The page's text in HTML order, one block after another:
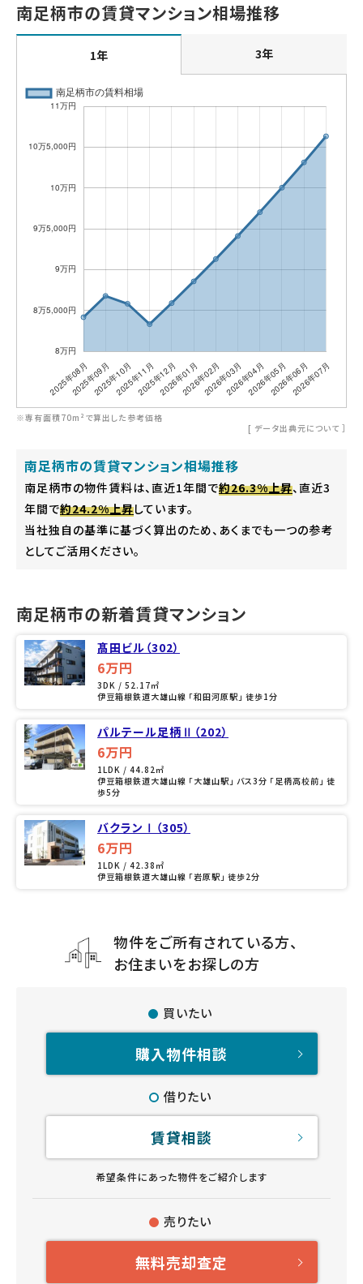
南足柄市の賃貸マンション相場推移
1年 3年
※専有面積70m²で算出した参考価格
[ データ出典元について ］
南足柄市の賃貸マンション相場推移
南足柄市の物件賃料は、直近1年間で約26.3%上昇、直近3
年間で約24.2%上昇しています。
当社独自の基準に基づく算出のため、あくまでも一つの参考
としてご活用ください。
南足柄市の新着賃貸マンション
髙田ビル（302）
6万円
3DK / 52.17㎡
伊豆箱根鉄道大雄山線 「和田河原駅」 徒歩1分
パルテール足柄Ⅱ（202）
6万円
1LDK / 44.82㎡
伊豆箱根鉄道大雄山線 「大雄山駅」 バス3分 「足柄高校前」 徒
歩5分
バクランⅠ（305）
6万円
1LDK / 42.38㎡
伊豆箱根鉄道大雄山線 「岩原駅」 徒歩2分
物件をご所有されている方、
お住まいをお探しの方
買いたい
購入物件相談
借りたい
賃貸相談
希望条件にあった物件をご紹介します
売りたい
無料売却査定